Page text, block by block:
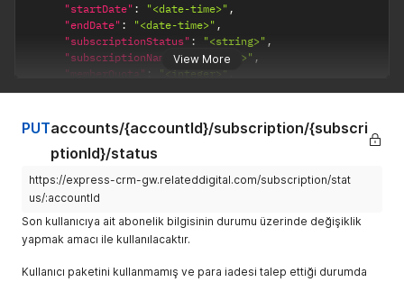
View More
"startDate" : "<date-time>" ,
"endDate" : "<date-time>" ,
"subscriptionStatus" : "<string>" ,
"subscriptionName": "<string>" ,
"memberQuota" : "<integer>"
"emailQuota": "<integer>"
]
PUTaccounts/{accountId}/subscription/{subscri
ptionId}/status
https://express-crm-gw.relateddigital.com/subscription/stat
us/:accountId
Son kullanıcıya ait abonelik bilgisinin durumu üzerinde değişiklik
yapmak amacı ile kullanılacaktır.
Kullanıcı paketini kullanmamış ve para iadesi talep ettiği durumda